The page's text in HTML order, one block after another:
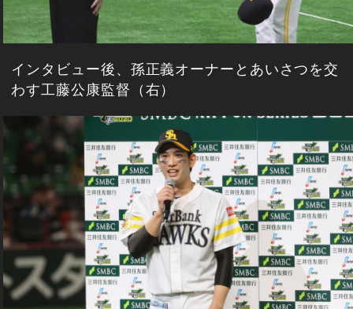
インタビュー後、孫正義オーナーとあいさつを交
わす工藤公康監督（右）